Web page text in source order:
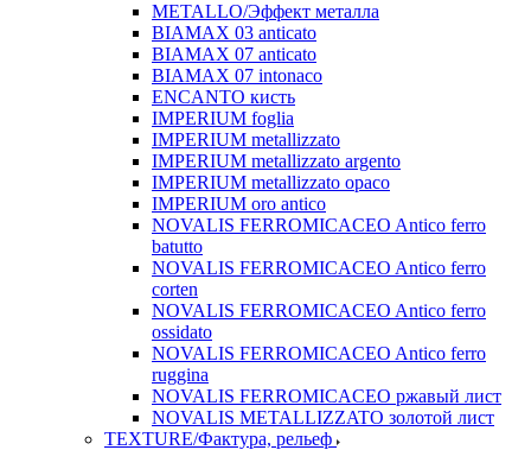
METALLO/Эффект металла
BIAMAX 03 anticato
BIAMAX 07 anticato
BIAMAX 07 intonaco
ENCANTO кисть
IMPERIUM foglia
IMPERIUM metallizzato
IMPERIUM metallizzato argento
IMPERIUM metallizzato opaco
IMPERIUM oro antico
NOVALIS FERROMICACEO Antico ferro
batutto
NOVALIS FERROMICACEO Antico ferro
corten
NOVALIS FERROMICACEO Antico ferro
ossidato
NOVALIS FERROMICACEO Antico ferro
ruggina
NOVALIS FERROMICACEO ржавый лист
NOVALIS METALLIZZATO золотой лист
TEXTURE/Фактура, рельеф